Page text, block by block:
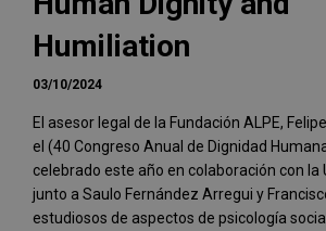
Humiliation
03/10/2024
El asesor legal de la Fundación ALPE,
el (40 Congreso Anual de Dignidad
celebrado este año en colaboración con la
junto a Saulo Fernández Arregui y
estudiosos de aspectos de psicología